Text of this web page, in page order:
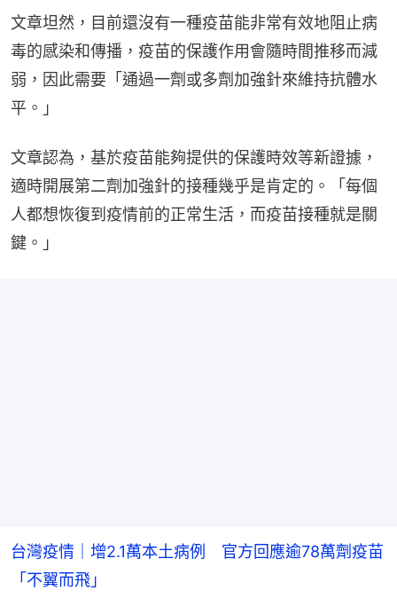
文章坦然，目前還沒有一種疫苗能非常有效地阻止病
毒的感染和傳播，疫苗的保護作用會隨時間推移而減
弱，因此需要「通過一劑或多劑加強針來維持抗體水
平。」
文章認為，基於疫苗能夠提供的保護時效等新證據，
適時開展第二劑加強針的接種幾乎是肯定的。「每個
人都想恢復到疫情前的正常生活，而疫苗接種就是關
鍵。」
台灣疫情｜增2.1萬本土病例 官方回應逾78萬劑疫苗
「不翼而飛」